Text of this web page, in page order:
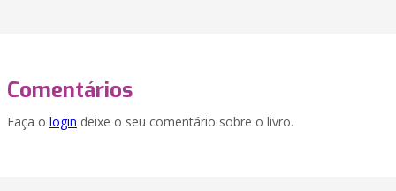
Comentários
Faça o login deixe o seu comentário sobre o livro.